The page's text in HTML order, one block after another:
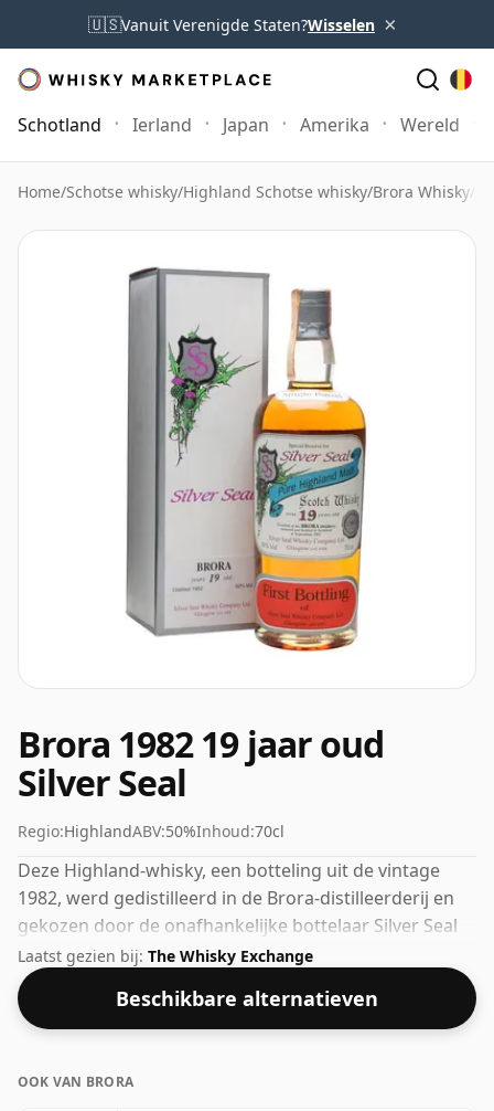
🇺🇸Vanuit Verenigde Staten?Wisselen ×
Schotland Ierland Japan Amerika Wereld
Home/Schotse whisky/Highland Schotse whisky/Brora Whisky/
Brora 1982 19 jaar oud
Silver Seal
Regio:HighlandABV:50%Inhoud:70cl
Deze Highland-whisky, een botteling uit de vintage
1982, werd gedistilleerd in de Brora-distilleerderij en
gekozen door de onafhankelijke bottelaar Silver Seal
om onder hun eigen label te worden uitgebracht. Het
ABV van deze whisky is een verheugende 50%.
Laatst gezien bij: The Whisky Exchange
Beschikbare alternatieven
OOK VAN BRORA